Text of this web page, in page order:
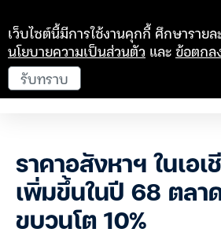
ราคาอสังหาฯ ในเอ
เพิ่มขึ้นในปี 68 ตลา
ขบวนโต 10%
เว็บไซต์นี้มีการใช้งานคุกกี้ ศึกษารายล
นโยบายความเป็นส่วนตัว และข้อตกล
รับทราบ